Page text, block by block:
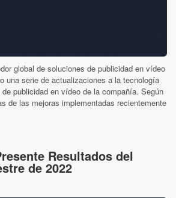
global de soluciones de publicidad en vídeo
una serie de actualizaciones a la tecnología
publicidad en vídeo de la compañía. Según
de las mejoras implementadas recientemente
Resultados del
de 2022